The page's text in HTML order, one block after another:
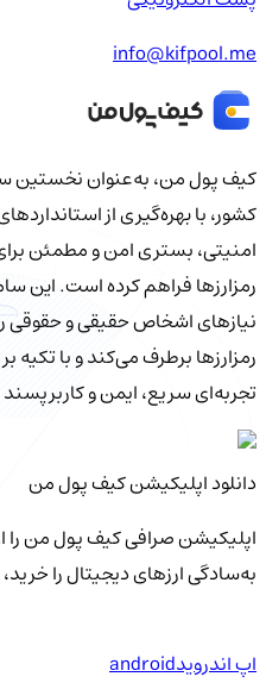
info@kifpool.me
کیف‌ پول من، به‌عنوان نخستین
کشور، با بهره‌گیری از
امنیتی، بستری امن و مطمئن
رمزارزها فراهم کرده است. این
نیازهای اشخاص حقیقی و حقوقی
رمزارزها برطرف می‌کند و با تکیه
تجربه‌ای سریع، ایمن و کاربرپسند
دانلود اپلیکیشن کیف‌ پول من
اپلیکیشن صرافی کیف پول من را
به‌سادگی ارزهای دیجیتال را
اپ اندرویدandroid